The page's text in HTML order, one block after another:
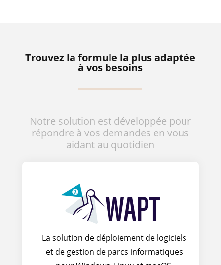
Trouvez la formule la plus adaptée
à vos besoins
Notre solution est développée pour
répondre à vos demandes en vous
aidant au quotidien
La solution de déploiement de logiciels
et de gestion de parcs informatiques